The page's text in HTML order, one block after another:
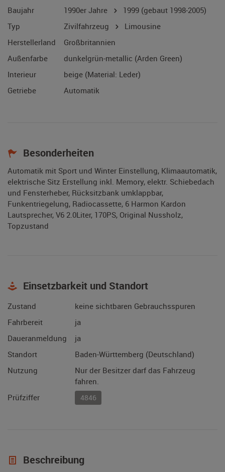
Baujahr
1990er Jahre 1999 (gebaut 1998-2005)
Typ
Zivilfahrzeug
Limousine
Herstellerland
Großbritannien
Außenfarbe
dunkelgrün-metallic (Arden Green)
Interieur
beige (Material: Leder)
Getriebe
Automatik
Besonderheiten
Automatik mit Sport und Winter Einstellung, Klimaautomatik,
elektrische Sitz Erstellung inkl. Memory, elektr. Schiebedach
und Fensterheber, Rücksitzbank umklappbar,
Funkentriegelung, Radiocassette, 6 Harmon Kardon
Lautsprecher, V6 2.0Liter, 170PS, Original Nussholz,
Topzustand
Einsetzbarkeit und Standort
Zustand
keine sichtbaren Gebrauchsspuren
Fahrbereit
ja
Daueranmeldung
ja
Standort
Baden-Württemberg (Deutschland)
Nutzung
Nur der Besitzer darf das Fahrzeug
fahren.
Prüfziffer
4846
Beschreibung